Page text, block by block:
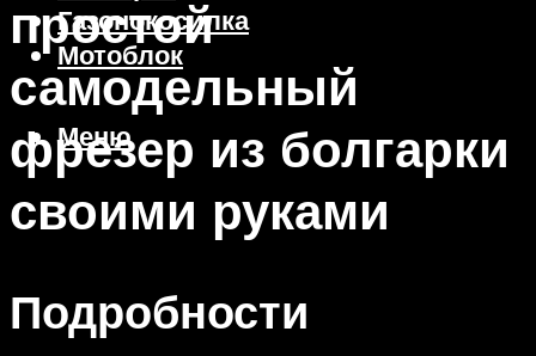
Газонокосилка
Мотоблок
Меню
простой
самодельный
фрезер из болгарки
своими руками
Подробности